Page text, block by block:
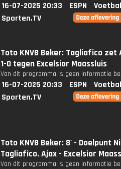
16-07-2025 20:33 ESPN
Sporten.TV
Toto KNVB Beker: Tagliafico zet
1-0 tegen Excelsior Maassluis
Van dit programma is geen informatie
16-07-2025 20:33 ESPN
Sporten.TV
Toto KNVB Beker: 8' - Doelpunt
Tagliafico. Ajax - Excelsior
Van dit programma is geen informatie